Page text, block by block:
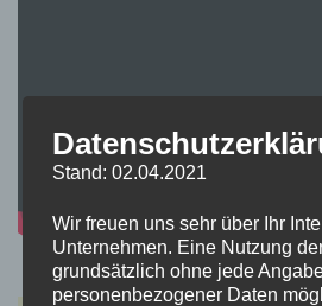
Stand: 02.04.2021
Wir freuen uns sehr über Ihr
Unternehmen. Eine Nutzung
grundsätzlich ohne jede
personenbezogener Daten